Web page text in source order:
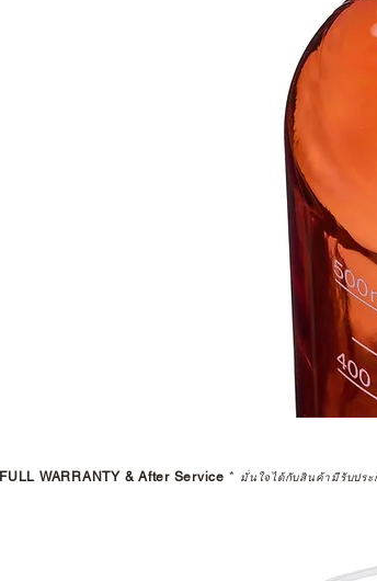
FULL WARRANTY & After Service * มั่นใจได้กับสินค้ามีรับปร